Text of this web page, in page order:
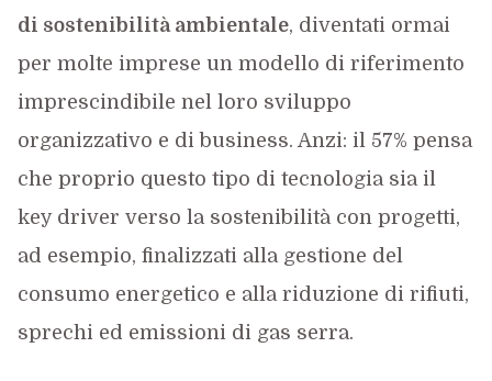
di sostenibilità ambientale, diventati ormai
per molte imprese un modello di riferimento
imprescindibile nel loro sviluppo
organizzativo e di business. Anzi: il 57% pensa
che proprio questo tipo di tecnologia sia il
key driver verso la sostenibilità con progetti,
ad esempio, finalizzati alla gestione del
consumo energetico e alla riduzione di rifiuti,
sprechi ed emissioni di gas serra.